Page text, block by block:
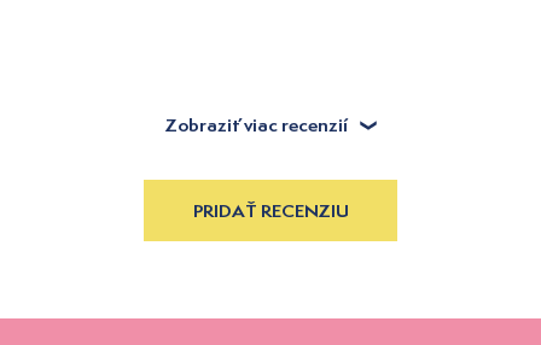
Zobraziť viac recenzií
PRIDAŤ RECENZIU